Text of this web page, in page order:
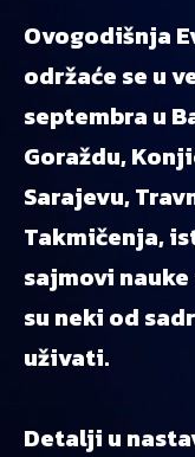
Ovogodišnja
održaće se u
septembra u
Goraždu,
Sarajevu,
Takmičenja,
sajmovi
su neki od
uživati.
Detalji u